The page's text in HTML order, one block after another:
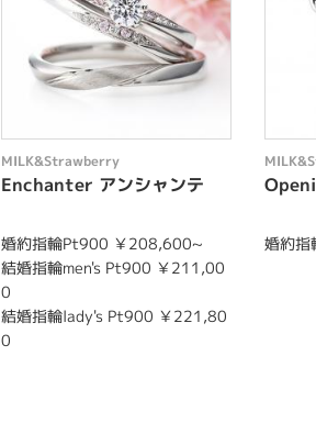
MILK&Strawberry
Enchanter アンシャンテ
婚約指輪Pt900 ￥208,600~
結婚指輪men's Pt900 ￥211,00
0
結婚指輪lady's Pt900 ￥221,80
0
婚約